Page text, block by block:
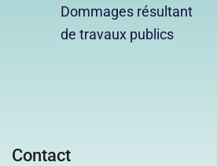
Dommages résultant
de travaux publics
Contact